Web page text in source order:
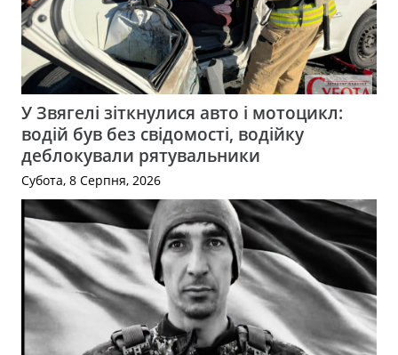
У Звягелі зіткнулися авто і мотоцикл:
водій був без свідомості, водійку
деблокували рятувальники
Субота, 8 Серпня, 2026